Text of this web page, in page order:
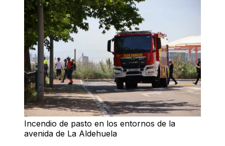
Incendio de pasto en los entornos de la
avenida de La Aldehuela